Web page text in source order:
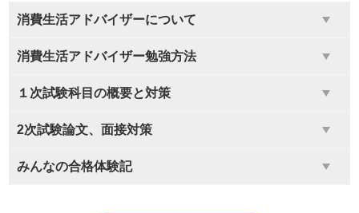
消費生活アドバイザーについて
消費生活アドバイザー勉強方法
１次試験科目の概要と対策
2次試験論文、面接対策
みんなの合格体験記